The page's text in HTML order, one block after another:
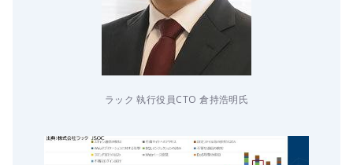
ラック 執行役員CTO 倉持浩明氏